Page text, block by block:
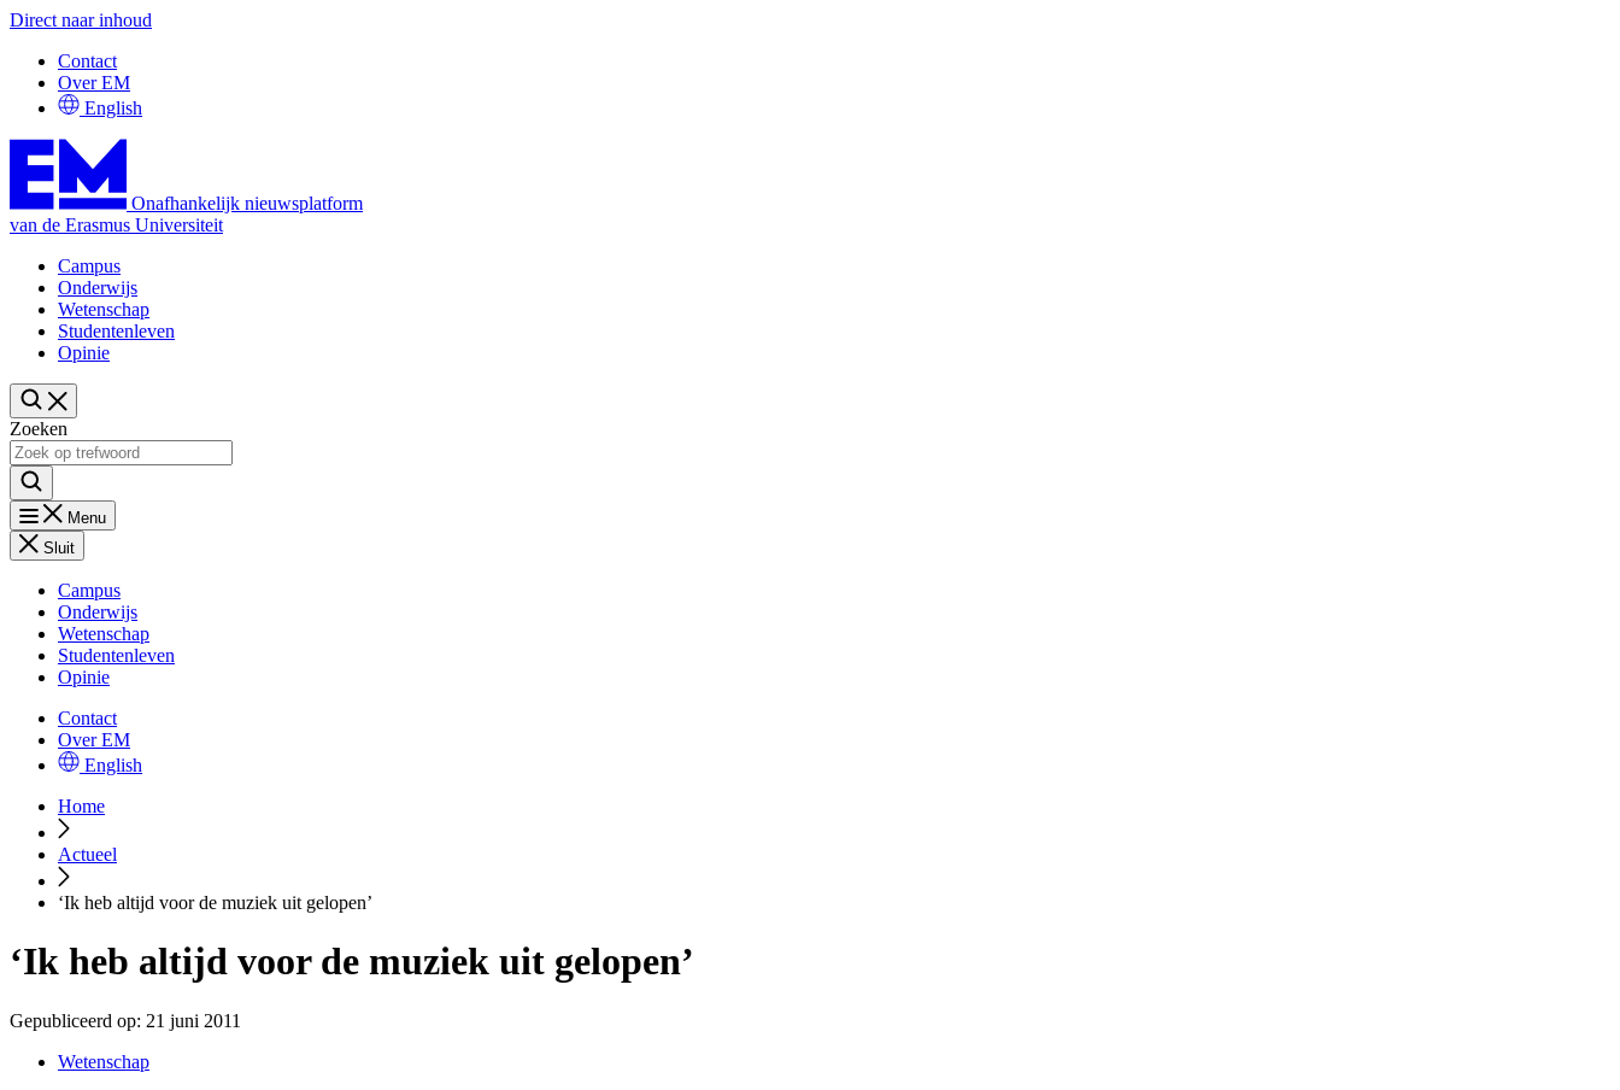
Direct naar inhoud
Contact
Over EM
English
Onafhankelijk nieuwsplatform
van de Erasmus Universiteit
Campus
Onderwijs
Wetenschap
Studentenleven
Opinie
Zoeken
Menu
Sluit
Campus
Onderwijs
Wetenschap
Studentenleven
Opinie
Contact
Over EM
English
Home
Actueel
‘Ik heb altijd voor de muziek uit gelopen’
‘Ik heb altijd voor de muziek uit gelopen’
Gepubliceerd op: 21 juni 2011
Wetenschap